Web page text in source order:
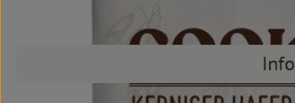
Info